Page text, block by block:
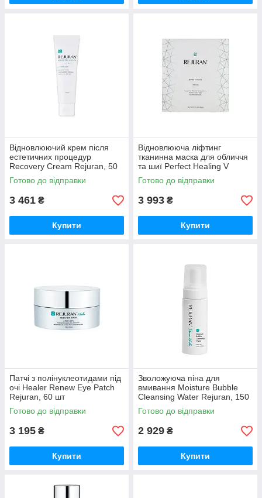
Відновлюючий крем після
естетичних процедур
Recovery Cream Rejuran, 50
мл
Готово до відправки
3 461 ₴
Купити
Відновлююча ліфтинг
тканинна маска для обличчя
та шиї Perfect Healing V
Tighter Rejuran, 4шт/20 г
Готово до відправки
3 993 ₴
Купити
Патчі з полінуклеотидами під
очі Healer Renew Eye Patch
Rejuran, 60 шт
Готово до відправки
3 195 ₴
Купити
Зволожуюча піна для
вмивання Moisture Bubble
Cleansing Water Rejuran, 150
мл
Готово до відправки
2 929 ₴
Купити